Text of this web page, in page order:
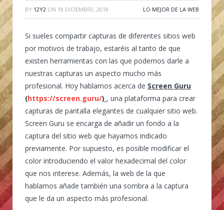
BY 12Y2 ON 18 DICIEMBRE, 2018 LO MEJOR DE LA WEB
Si sueles compartir capturas de diferentes sitios web
por motivos de trabajo, estaréis al tanto de que
existen herramientas con las que podemos darle a
nuestras capturas un aspecto mucho más
profesional. Hoy hablamos acerca de Screen Guru
(https://screen.guru/) , una plataforma para crear
capturas de pantalla elegantes de cualquier sitio web.
Screen Guru se encarga de añadir un fondo a la
captura del sitio web que hayamos indicado
previamente. Por supuesto, es posible modificar el
color introduciendo el valor hexadecimal del color
que nos interese. Además, la web de la que
hablamos añade también una sombra a la captura
que le da un aspecto más profesional.